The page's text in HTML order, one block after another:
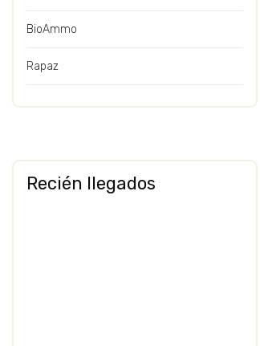
BioAmmo
Rapaz
Recién llegados